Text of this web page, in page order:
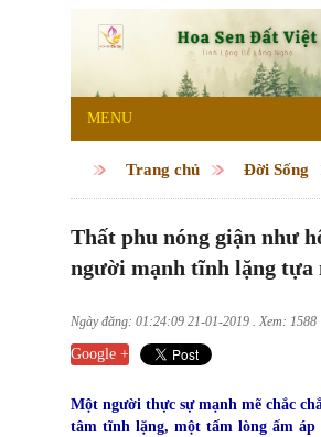
MENU
Trang chủ Đời Sống
Thất phu nóng giận như
người mạnh tĩnh lặng tựa
Ngày đăng: 01:24:09 21-01-2019 . Xem: 1588
Google +
Một người thực sự mạnh mẽ chắc
tâm tĩnh lặng, một tấm lòng ấm áp